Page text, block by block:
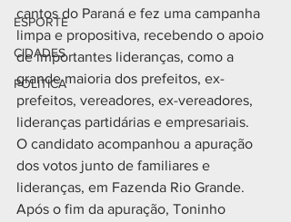
ESPORTE
CIDADES
POLÍTICA
cantos do Paraná e fez uma campanha
limpa e propositiva, recebendo o apoio
de importantes lideranças, como a
grande maioria dos prefeitos, ex-
prefeitos, vereadores, ex-vereadores,
lideranças partidárias e empresariais.
O candidato acompanhou a apuração
dos votos junto de familiares e
lideranças, em Fazenda Rio Grande.
Após o fim da apuração, Toninho